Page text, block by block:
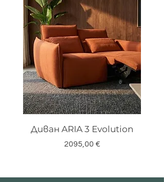
Диван ARIA 3 Evolution
Цена
2095,00 €